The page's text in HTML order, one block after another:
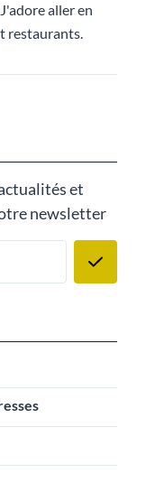
aller en
restaurants.
et
newsletter